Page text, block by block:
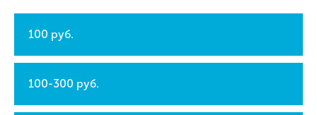
100 руб.
100-300 руб.